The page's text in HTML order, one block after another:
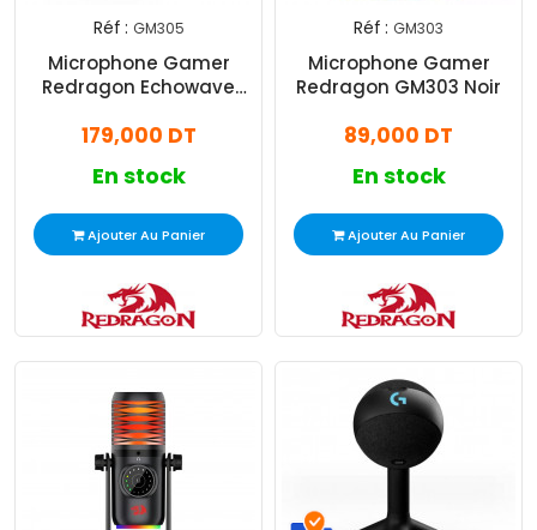
Réf : GM305
Microphone Gamer
Redragon Echowave
179,000 DT
En stock
Ajouter Au Panier
Réf : GM303
Microphone Gamer
Redragon GM303 Noir
89,000 DT
En stock
Ajouter Au Panier